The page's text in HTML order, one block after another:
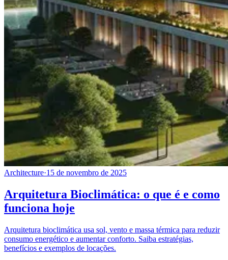
Architecture·15 de novembro de 2025
Arquitetura Bioclimática: o que é e como
funciona hoje
Arquitetura bioclimática usa sol, vento e massa térmica para reduzir
consumo energético e aumentar conforto. Saiba estratégias,
benefícios e exemplos de locações.